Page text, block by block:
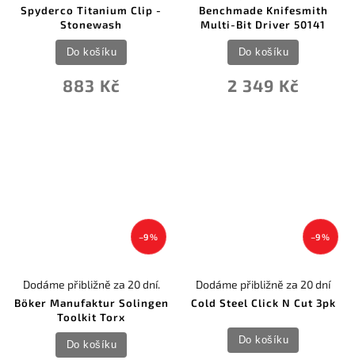
Spyderco Titanium Clip -
Stonewash
883 Kč
Do košíku
Benchmade Knifesmith
Multi-Bit Driver 50141
2 349 Kč
Do košíku
–9 %
Böker Manufaktur Solingen
Toolkit Torx
Dodáme přibližně za 20 dní.
Do košíku
–9 %
Cold Steel Click N Cut 3pk
Dodáme přibližně za 20 dní
Do košíku